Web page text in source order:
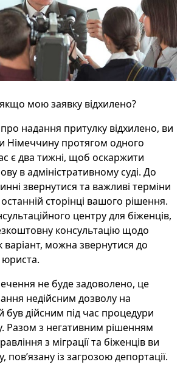
мою заявку відхилено?
надання притулку відхилено, ви
Німеччину протягом одного
є два тижні, щоб оскаржити
в адміністративному суді. До
звернутися та важливі терміни
сторінці вашого рішення.
центру для біженців,
консультацію щодо
варіант, можна звернутися до
юриста.
не буде задоволено, це
недійсним дозволу на
дійсним під час процедури
Разом з негативним рішенням
з міграції та біженців ви
із загрозою депортації.